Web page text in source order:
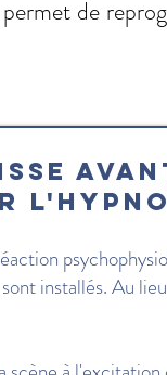
de
installés. Au